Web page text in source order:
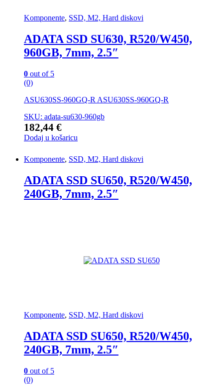
Komponente, SSD, M2, Hard diskovi
ADATA SSD SU630, R520/W450,
960GB, 7mm, 2.5″
0 out of 5
(0)
ASU630SS-960GQ-R ASU630SS-960GQ-R
SKU: adata-su630-960gb
182,44 €
Dodaj u košaricu
Komponente, SSD, M2, Hard diskovi
ADATA SSD SU650, R520/W450,
240GB, 7mm, 2.5″
Komponente, SSD, M2, Hard diskovi
ADATA SSD SU650, R520/W450,
240GB, 7mm, 2.5″
0 out of 5
(0)